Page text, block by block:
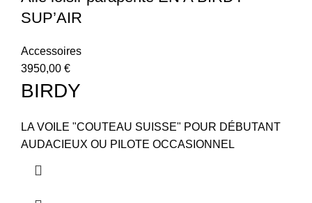
SUP’AIR
Accessoires
3950,00 €
BIRDY
LA VOILE "COUTEAU SUISSE" POUR DÉBUTANT
AUDACIEUX OU PILOTE OCCASIONNEL